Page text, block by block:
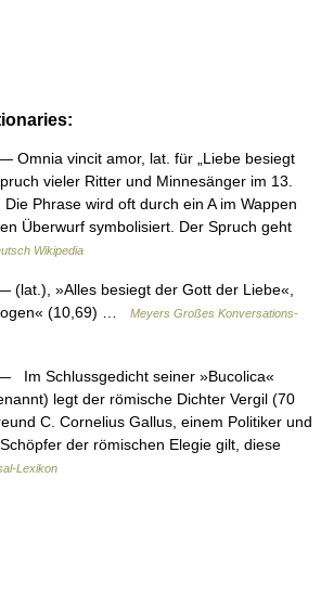
Omnia vincit amor, lat. für „Liebe besiegt
vieler Ritter und Minnesänger im 13.
Phrase wird oft durch ein A im Wappen
Überwurf symbolisiert. Der Spruch geht
Wikipedia
(lat.), »Alles besiegt der Gott der Liebe«,
(10,69) …
Meyers Großes Konversations-
Im Schlussgedicht seiner »Bucolica«
legt der römische Dichter Vergil (70
C. Cornelius Gallus, einem Politiker und
der römischen Elegie gilt, diese
Lexikon